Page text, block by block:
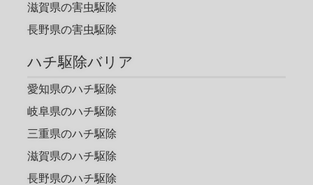
滋賀県の害虫駆除
長野県の害虫駆除
ハチ駆除バリア
愛知県のハチ駆除
岐阜県のハチ駆除
三重県のハチ駆除
滋賀県のハチ駆除
長野県のハチ駆除